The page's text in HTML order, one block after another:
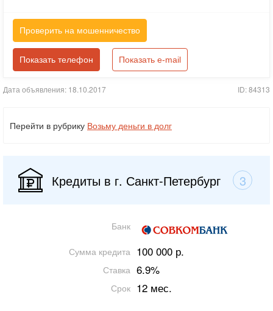
Проверить на мошенничество
Показать телефон Показать e-mail
Дата объявления: 18.10.2017 ID: 84313
Перейти в рубрику Возьму деньги в долг
Кредиты в г. Санкт-Петербург 3
Банк
Сумма кредита 100 000 р.
Ставка 6.9%
Срок 12 мес.